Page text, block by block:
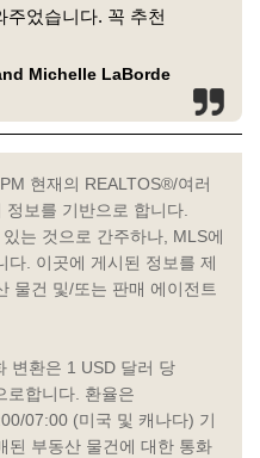
주었습니다. 꼭 추천
Michelle LaBorde
현재의 REALTOS®/여러
보를 기반으로 합니다.
는 것으로 간주하나, MLS에
다. 이곳에 게시된 정보를 제
물건 및/또는 판매 에이전트
변환은 1 USD 달러 당
합니다. 환율은
07:00 (미국 및 캐나다) 기
된 부동산 물건에 대한 통화